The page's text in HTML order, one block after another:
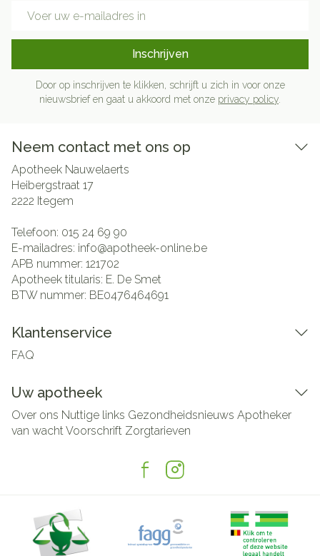
Inschrijven
Door op inschrijven te klikken, schrijft u zich in voor onze
nieuwsbrief en gaat u akkoord met onze privacy policy
Neem contact met ons op
Apotheek Nauwelaerts
Heibergstraat 17
2222 Itegem
Telefoon: 015 24 69 90
E-mailadres: info@apotheek-online.be
APB nummer: 121702
Apotheek titularis: E. De Smet
BTW nummer: BE0476464691
Klantenservice
FAQ
Uw apotheek
Over ons Nuttige links Gezondheidsnieuws Apotheker
van wachtVoorschrift Zorgtarieven